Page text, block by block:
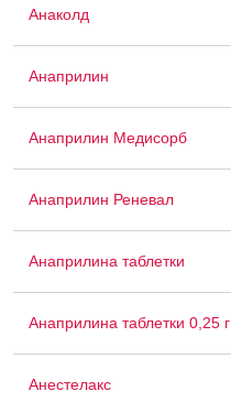
Анаколд
Анаприлин
Анаприлин Медисорб
Анаприлин Реневал
Анаприлина таблетки
Анаприлина таблетки 0,25 г
Анестелакс